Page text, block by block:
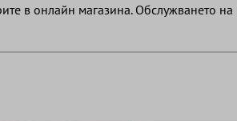
в онлайн магазина. Обслужването на